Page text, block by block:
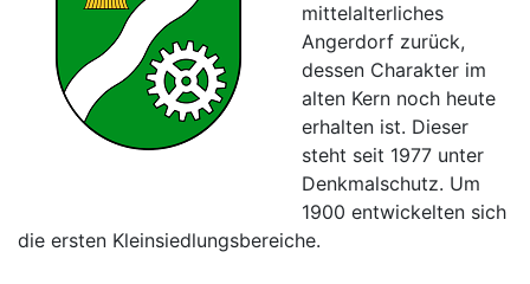
mittelalterliches
Angerdorf zurück,
dessen Charakter im
alten Kern noch heute
erhalten ist. Dieser
steht seit 1977 unter
Denkmalschutz. Um
1900 entwickelten sich
die ersten Kleinsiedlungsbereiche.